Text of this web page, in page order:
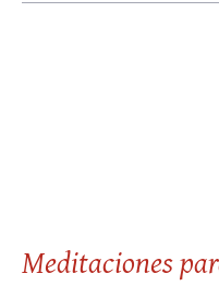
Meditaciones